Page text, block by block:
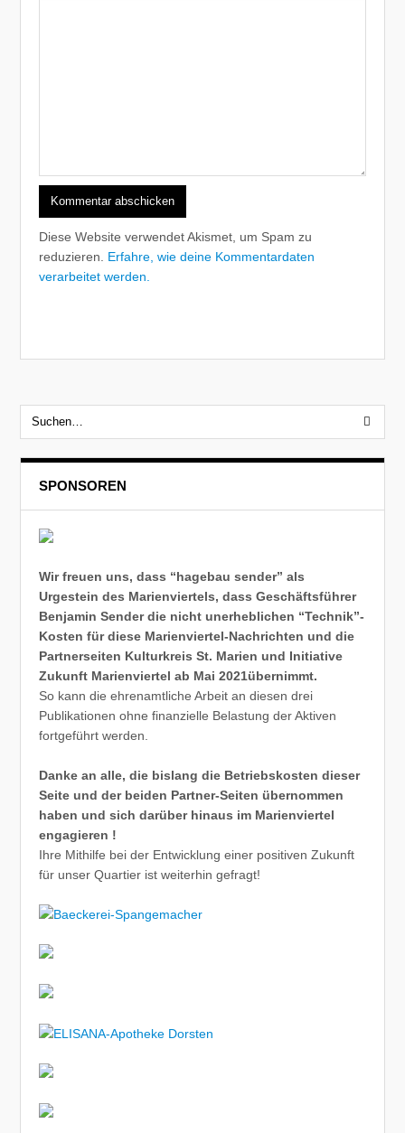
Diese Website verwendet Akismet, um Spam zu
reduzieren. Erfahre, wie deine Kommentardaten
verarbeitet werden.
SPONSOREN
Wir freuen uns, dass “hagebau sender” als
Urgestein des Marienviertels, dass Geschäftsführer
Benjamin Sender die nicht unerheblichen “Technik”-
Kosten für diese Marienviertel-Nachrichten und die
Partnerseiten Kulturkreis St. Marien und Initiative
Zukunft Marienviertel ab Mai 2021übernimmt.
So kann die ehrenamtliche Arbeit an diesen drei
Publikationen ohne finanzielle Belastung der Aktiven
fortgeführt werden.
Danke an alle, die bislang die Betriebskosten dieser
Seite und der beiden Partner-Seiten übernommen
haben und sich darüber hinaus im Marienviertel
engagieren !
Ihre Mithilfe bei der Entwicklung einer positiven Zukunft
für unser Quartier ist weiterhin gefragt!